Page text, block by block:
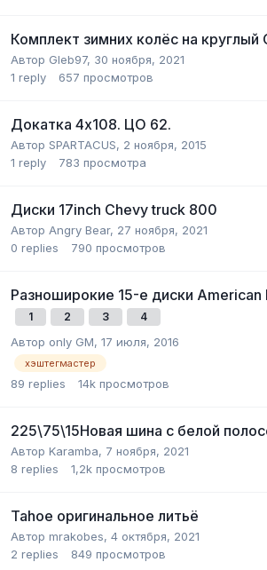
Комплект зимних колёс на круглый
Автор Gleb97, 30 ноября, 2021
1 reply 657 просмотров
Докатка 4х108. ЦО 62.
Автор SPARTACUS, 2 ноября, 2015
1 reply 783 просмотра
Диски 17inch Chevy truck 800
Автор Angry Bear, 27 ноября, 2021
0 replies 790 просмотров
Разноширокие 15-е диски American
1 2 3 4
Автор only GM, 17 июля, 2016
хэштегмастер
89 replies 14k просмотров
225\75\15Новая шина с белой
Автор Karamba, 7 ноября, 2021
8 replies 1,2k просмотров
Tahoe оригинальное литьё
Автор mrakobes, 4 октября, 2021
2 replies 849 просмотров